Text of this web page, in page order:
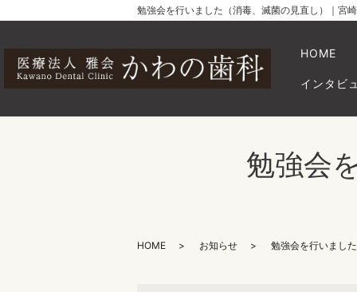
勉強会を行いました（消毒、滅菌の見直し）｜宮
HOME
インタビ
勉強会
HOME お知らせ 勉強会を行いまし